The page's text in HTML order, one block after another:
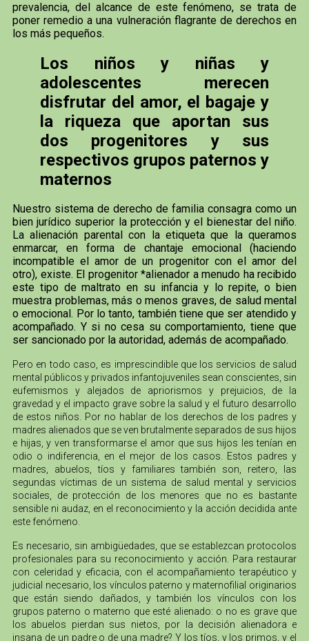
prevalencia, del alcance de este fenómeno, se trata de
poner remedio a una vulneración flagrante de derechos en
los más pequeños.
Los niños y niñas y
adolescentes merecen
disfrutar del amor, el bagaje y
la riqueza que aportan sus
dos progenitores y sus
respectivos grupos paternos y
maternos
Nuestro sistema de derecho de familia consagra como un
bien jurídico superior la protección y el bienestar del niño.
La alienación parental con la etiqueta que la queramos
enmarcar, en forma de chantaje emocional (haciendo
incompatible el amor de un progenitor con el amor del
otro), existe. El progenitor *alienador a menudo ha recibido
este tipo de maltrato en su infancia y lo repite, o bien
muestra problemas, más o menos graves, de salud mental
o emocional. Por lo tanto, también tiene que ser atendido y
acompañado. Y si no cesa su comportamiento, tiene que
ser sancionado por la autoridad, además de acompañado.
Pero en todo caso, es imprescindible que los servicios de salud
mental públicos y privados infantojuveniles sean conscientes, sin
eufemismos y alejados de apriorismos y prejuicios, de la
gravedad y el impacto grave sobre la salud y el futuro desarrollo
de estos niños. Por no hablar de los derechos de los padres y
madres alienados que se ven brutalmente separados de sus hijos
e hijas, y ven transformarse el amor que sus hijos les tenían en
odio o indiferencia, en el mejor de los casos. Estos padres y
madres, abuelos, tíos y familiares también son, reitero, las
segundas víctimas de un sistema de salud mental y servicios
sociales, de protección de los menores que no es bastante
sensible ni audaz, en el reconocimiento y la acción decidida ante
este fenómeno.
Es necesario, sin ambigüedades, que se establezcan protocolos
profesionales para su reconocimiento y acción. Para restaurar
con celeridad y eficacia, con el acompañamiento terapéutico y
judicial necesario, los vínculos paterno y maternofilial originarios
que están siendo dañados, y también los vínculos con los
grupos paterno o materno que esté alienado: o no es grave que
los abuelos pierdan sus nietos, por la decisión alienadora e
insana de un padre o de una madre? Y los tíos, y los primos, y el